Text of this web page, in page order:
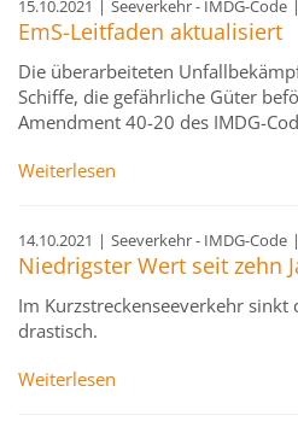
15.10.2021 | Seeverkehr - IMDG-Code |
EmS-Leitfaden aktualisiert
Die überarbeiteten
Schiffe, die gefährliche Güter
Amendment 40-20 des IMDG-
Weiterlesen
14.10.2021 | Seeverkehr - IMDG-Code |
Niedrigster Wert seit zehn
Im Kurzstreckenseeverkehr sinkt
drastisch.
Weiterlesen